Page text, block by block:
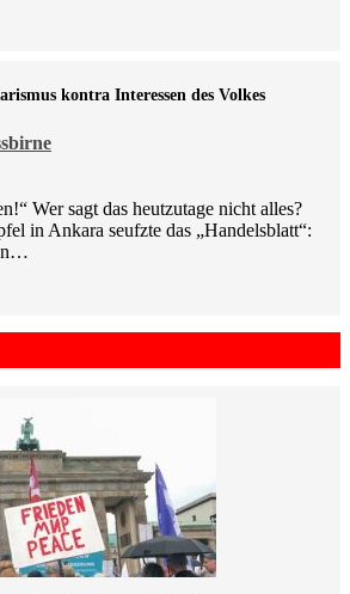
kontra Inte­ressen des Volkes
Wer sagt das heutzutage nicht alles?
in Ankara seufzte das „Handelsblatt“: